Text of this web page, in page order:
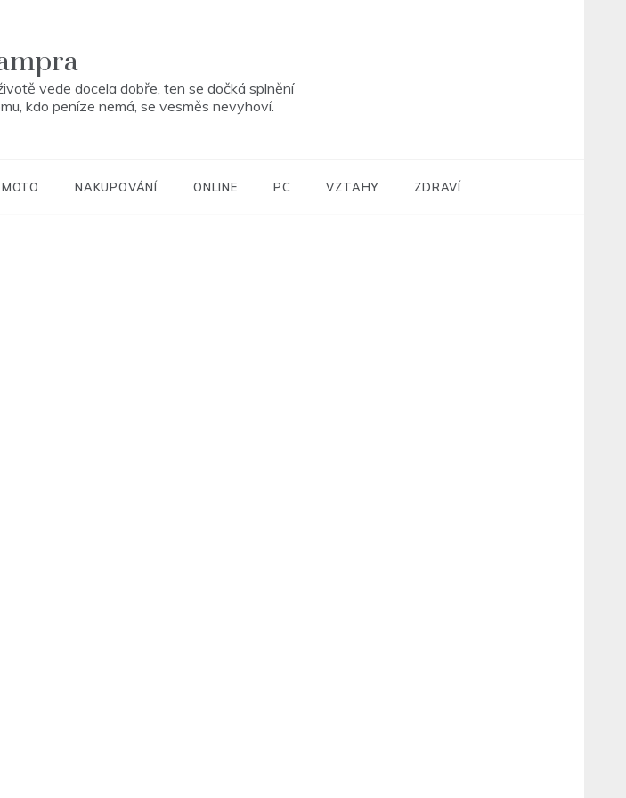
vede docela dobře, ten se dočká splnění
kdo peníze nemá, se vesměs nevyhoví.
MOTO NAKUPOVÁNÍ ONLINE PC VZTAHY ZDRAVÍ